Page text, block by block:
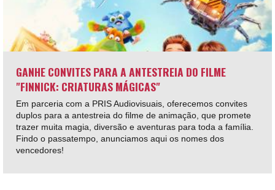
GANHE CONVITES PARA A ANTESTREIA DO FILME
"FINNICK: CRIATURAS MÁGICAS"
Em parceria com a PRIS Audiovisuais, oferecemos convites
duplos para a antestreia do filme de animação, que promete
trazer muita magia, diversão e aventuras para toda a família.
Findo o passatempo, anunciamos aqui os nomes dos
vencedores!